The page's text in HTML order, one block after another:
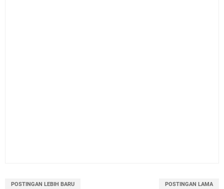
POSTINGAN LEBIH BARU POSTINGAN LAMA